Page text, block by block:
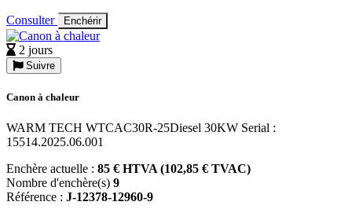
Consulter Enchérir
2 jours
Suivre
Canon à chaleur
WARM TECH WTCAC30R-25Diesel 30KW Serial :
15514.2025.06.001
Enchère actuelle : 85 € HTVA (102,85 € TVAC)
Nombre d'enchère(s) 9
Référence : J-12378-12960-9